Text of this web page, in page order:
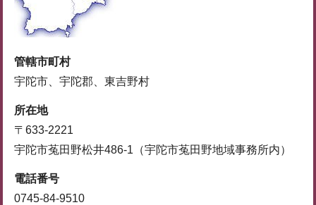
管轄市町村
宇陀市、宇陀郡、東吉野村
所在地
〒633-2221
宇陀市菟田野松井486-1（宇陀市菟田野地域事務所内）
電話番号
0745-84-9510